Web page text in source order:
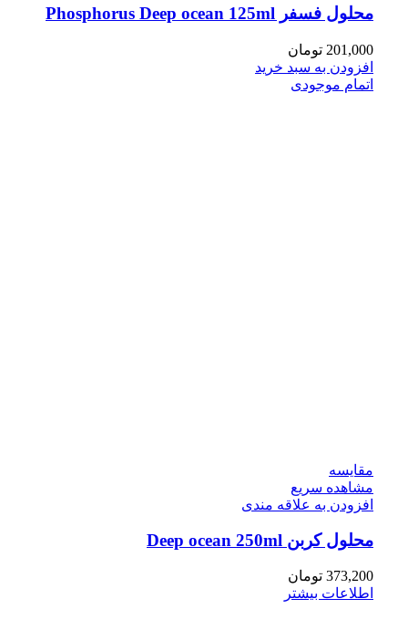
محلول فسفر Phosphorus Deep ocean 125ml
201,000 تومان
افزودن به سبد خرید
اتمام موجودی
مقایسه
مشاهده سریع
افزودن به علاقه مندی
محلول کربن Deep ocean 250ml
373,200 تومان
اطلاعات بیشتر